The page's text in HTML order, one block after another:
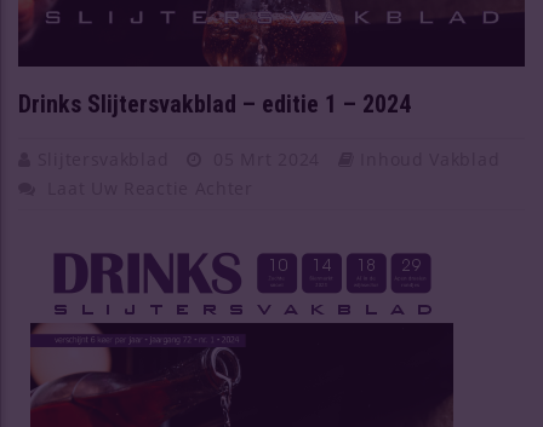
Drinks Slijtersvakblad – editie 1 – 2024